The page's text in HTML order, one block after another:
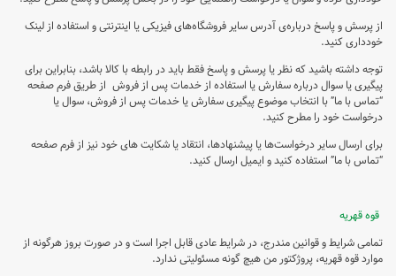
از پرسش و پاسخ درباره‌ی آدرس سایر فروشگاه‌های فیزیکی یا اینترنتی و استفاده از لینک
خودداری کنید.
توجه داشته باشید که نظر یا پرسش و پاسخ فقط باید در رابطه با کالا باشد، بنابراین برای
پیگیری یا سوال درباره سفارش یا استفاده از خدمات پس از فروش از طریق فرم صفحه
“تماس با ما” با انتخاب موضوع پیگیری سفارش یا خدمات پس از فروش، سوال یا
درخواست خود را مطرح کنید.
برای ارسال سایر درخواست‌ها یا پیشنهادها، انتقاد یا شکایت های خود نیز از فرم صفحه
“تماس با ما” استفاده کنید و ایمیل ارسال کنید.
قوه قهریه
تمامی شرایط و قوانین مندرج، در شرایط عادی قابل اجرا است و در صورت بروز هرگونه از
موارد قوه قهریه، پروژکتور من هیچ گونه مسئولیتی ندارد.